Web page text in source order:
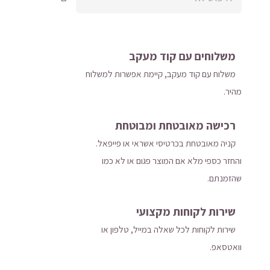
משלוחים עם קוד מעקב
משלוח​ עם קוד מעקב​​, קיימת אפשרות למשלוח
מהיר​.
רכישה​ ​מאובטחת ומבוטחת
קניה מאובטחת בכרטיסי אשראי או פייפאל.
והחזר כספי מלא אם המוצר פגום או לא כמו
שהזמנתם.
שירות לקוחות מקצועי
שירות לקוחות לכל שאלה במייל, טלפון או
וואטסאפ.